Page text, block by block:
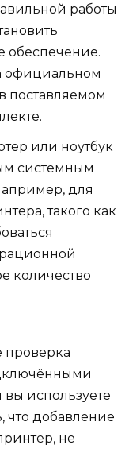
работы
обеспечение.
официальном
поставляемом
или ноутбук
системным
для
такого как
количество
проверка
используете
что добавление
не